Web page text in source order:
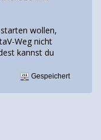
wollen,
Weg nicht
kannst du
Gespeichert